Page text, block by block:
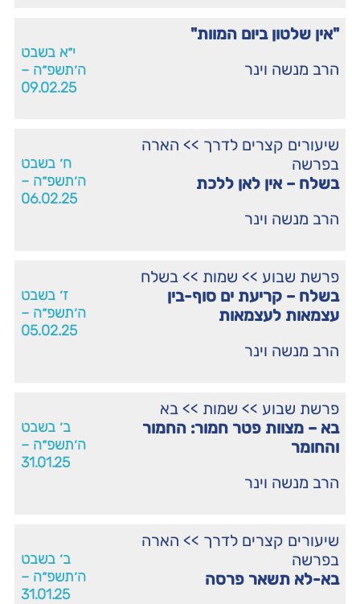
"אין שלטון ביום המוות"
הרב מנשה וינר
י״א בשבט
ה׳תשפ״ה –
09.02.25
שיעורים קצרים לדרך >> הארה
בפרשה
בשלח – אין לאן ללכת
הרב מנשה וינר
ח׳ בשבט
ה׳תשפ״ה –
06.02.25
פרשת שבוע >> שמות >> בשלח
בשלח – קריעת ים סוף-בין
עצמאות לעצמאות
הרב מנשה וינר
ז׳ בשבט
ה׳תשפ״ה –
05.02.25
פרשת שבוע >> שמות >> בא
בא – מצוות פטר חמור: החמור
והחומר
הרב מנשה וינר
ב׳ בשבט
ה׳תשפ״ה –
31.01.25
שיעורים קצרים לדרך >> הארה
בפרשה
בא-לא תשאר פרסה
ב׳ בשבט
ה׳תשפ״ה –
31.01.25